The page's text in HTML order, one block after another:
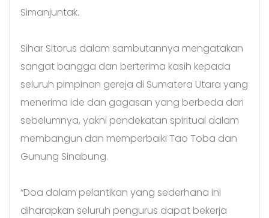
Simanjuntak.
Sihar Sitorus dalam sambutannya mengatakan
sangat bangga dan berterima kasih kepada
seluruh pimpinan gereja di Sumatera Utara yang
menerima ide dan gagasan yang berbeda dari
sebelumnya, yakni pendekatan spiritual dalam
membangun dan memperbaiki Tao Toba dan
Gunung Sinabung.
“Doa dalam pelantikan yang sederhana ini
diharapkan seluruh pengurus dapat bekerja